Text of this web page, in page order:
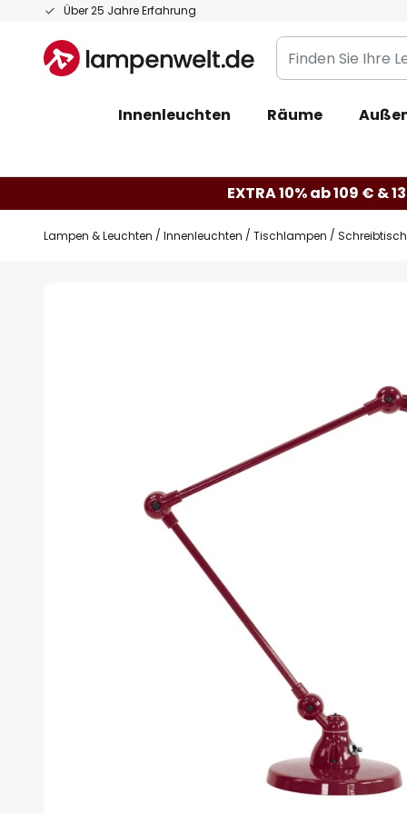
Über 25 Jahre Erfahrung
Zum
springen
Finden
Sie
Leuchte...
Innenleuchten Räume
EXTRA 10% ab 109 € &
Lampen & Leuchten Innenleuchten Tischlampen